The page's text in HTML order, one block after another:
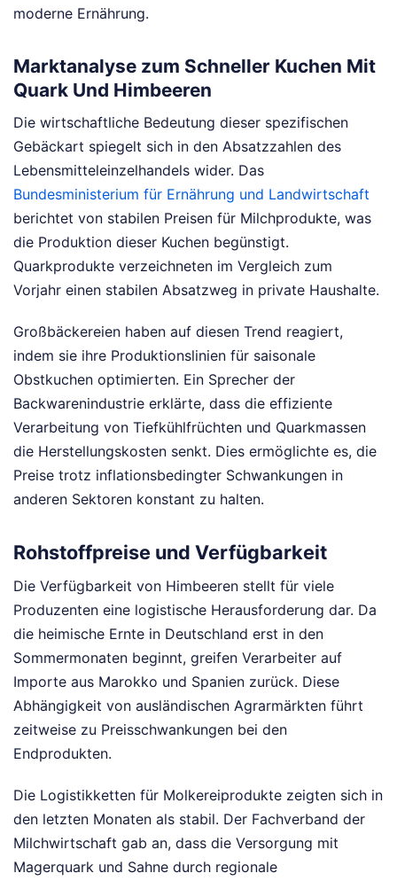
moderne Ernährung.
Marktanalyse zum Schneller Kuchen Mit
Quark Und Himbeeren
Die wirtschaftliche Bedeutung dieser spezifischen
Gebäckart spiegelt sich in den Absatzzahlen des
Lebensmitteleinzelhandels wider. Das
Bundesministerium für Ernährung und Landwirtschaft
berichtet von stabilen Preisen für Milchprodukte, was
die Produktion dieser Kuchen begünstigt.
Quarkprodukte verzeichneten im Vergleich zum
Vorjahr einen stabilen Absatzweg in private Haushalte.
Großbäckereien haben auf diesen Trend reagiert,
indem sie ihre Produktionslinien für saisonale
Obstkuchen optimierten. Ein Sprecher der
Backwarenindustrie erklärte, dass die effiziente
Verarbeitung von Tiefkühlfrüchten und Quarkmassen
die Herstellungskosten senkt. Dies ermöglichte es, die
Preise trotz inflationsbedingter Schwankungen in
anderen Sektoren konstant zu halten.
Rohstoffpreise und Verfügbarkeit
Die Verfügbarkeit von Himbeeren stellt für viele
Produzenten eine logistische Herausforderung dar. Da
die heimische Ernte in Deutschland erst in den
Sommermonaten beginnt, greifen Verarbeiter auf
Importe aus Marokko und Spanien zurück. Diese
Abhängigkeit von ausländischen Agrarmärkten führt
zeitweise zu Preisschwankungen bei den
Endprodukten.
Die Logistikketten für Molkereiprodukte zeigten sich in
den letzten Monaten als stabil. Der Fachverband der
Milchwirtschaft gab an, dass die Versorgung mit
Magerquark und Sahne durch regionale